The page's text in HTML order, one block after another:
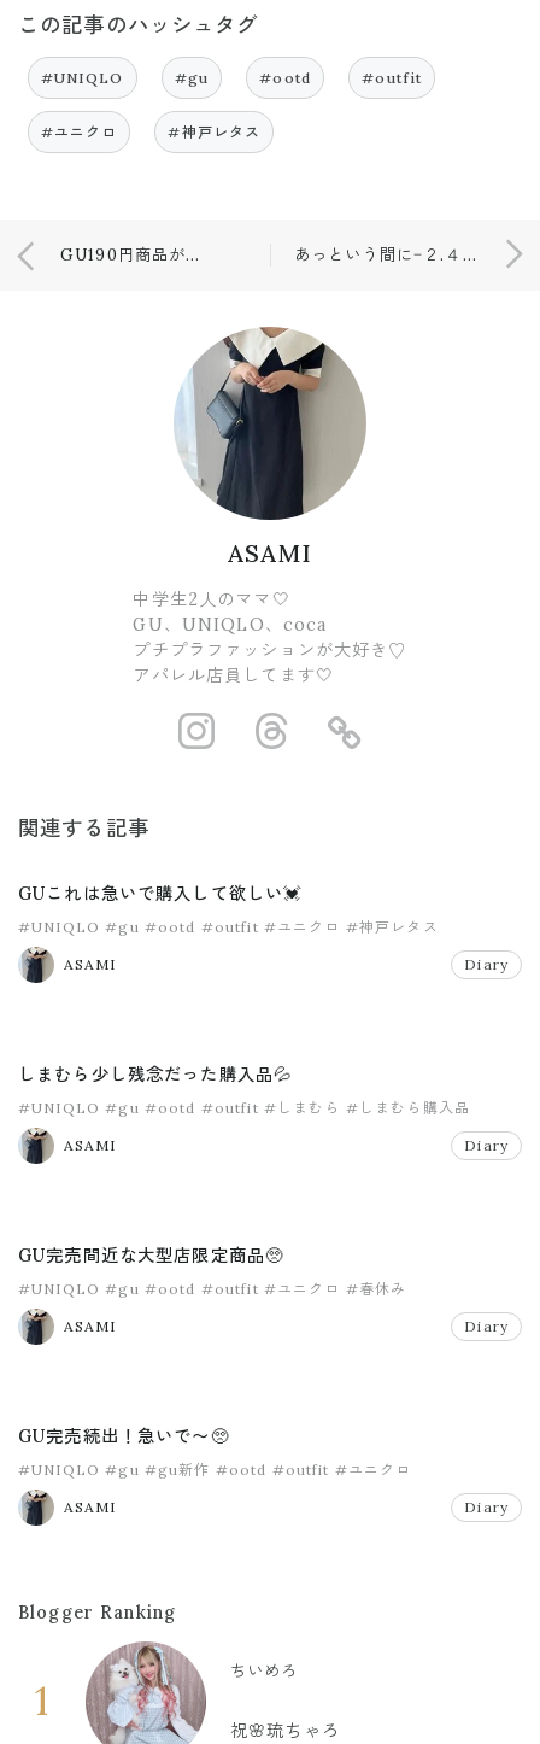
この記事のハッシュタグ
#UNIQLO #gu #ootd #outfit
#ユニクロ #神戸レタス
GU190円商品が大量！購入品💓 あっという間に−２.４キロ❤️
ASAMI
中学生2人のママ🤍
GU、UNIQLO、coca
プチプラファッションが大好き♡
アパレル店員してます🤍
https://https://
関連する記事
GUこれは急いで購入して欲しい💓
#UNIQLO #gu #ootd #outfit #ユニクロ #神戸レタス
ASAMI Diary
しまむら少し残念だった購入品💦
#UNIQLO #gu #ootd #outfit #しまむら #しまむら購入品
ASAMI Diary
GU完売間近な大型店限定商品🥺
#UNIQLO #gu #ootd #outfit #ユニクロ #春休み
ASAMI Diary
GU完売続出！急いで〜🥺
#UNIQLO #gu #gu新作 #ootd #outfit #ユニクロ
ASAMI Diary
Blogger Ranking
1
ちいめろ
祝🌸琉ちゃろ